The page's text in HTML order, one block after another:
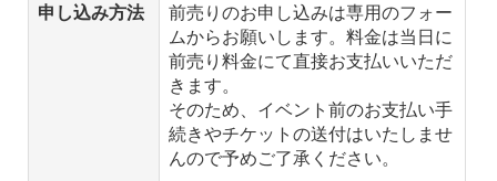
申し込み方法
前売りのお申し込みは専用のフォー
ムからお願いします。料金は当日に
前売り料金にて直接お支払いいただ
きます。
そのため、イベント前のお支払い手
続きやチケットの送付はいたしませ
んので予めご了承ください。